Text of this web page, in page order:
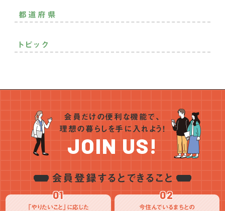
その他
都道府県
関東
中国
九州・沖縄
トピック
地域貢献 定年後の暮らし お金の話 起業・創業
インタビュー 統計データ アンケート 地域おこし協力隊
ワーケーション PR NEWS
会員だけの便利な機能で、
理想の暮らしを手に入れよう！
JOIN US!
会員登録するとできること
01
「やりたいこと」に応じた
02
今住んでいるまちとの